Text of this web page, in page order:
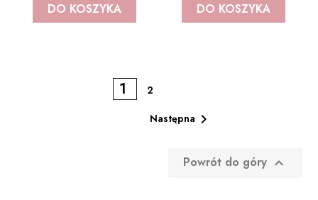
DO KOSZYKA DO KOSZYKA
1
2
Następna 
Powrót do góry 